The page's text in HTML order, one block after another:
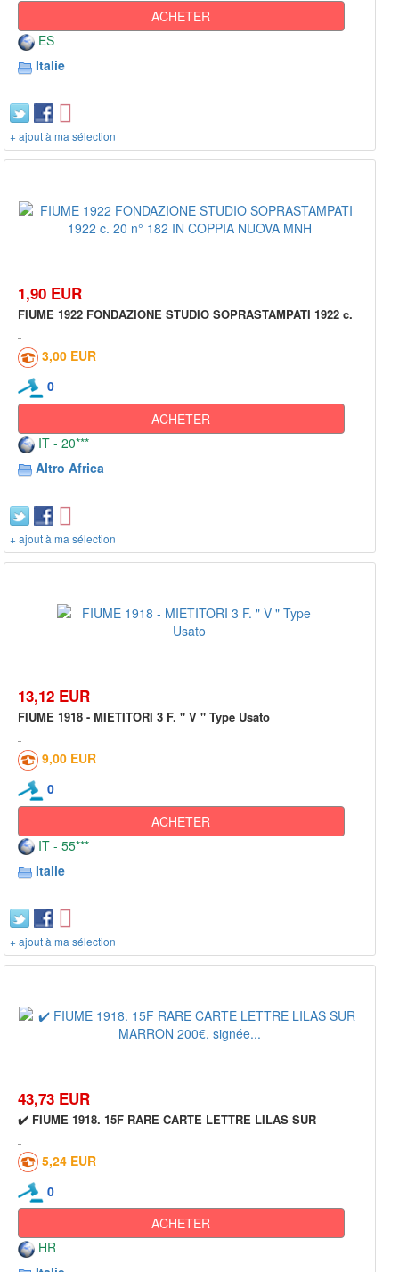
ACHETER
ES
Italie
+ ajout à ma sélection
1,90 EUR
FIUME 1922 FONDAZIONE STUDIO SOPRASTAMPATI 1922 c.
3,00 EUR
0
ACHETER
IT - 20***
Altro Africa
+ ajout à ma sélection
13,12 EUR
FIUME 1918 - MIETITORI 3 F. " V " Type Usato
9,00 EUR
0
ACHETER
IT - 55***
Italie
+ ajout à ma sélection
43,73 EUR
✔️ FIUME 1918. 15F RARE CARTE LETTRE LILAS SUR
5,24 EUR
0
ACHETER
HR